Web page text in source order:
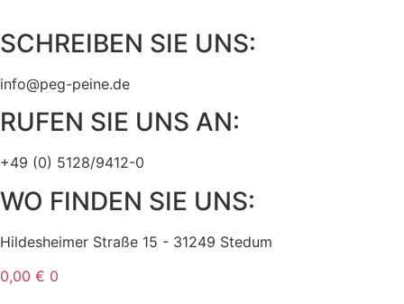
Inhalt
springen
SCHREIBEN SIE UNS:
info@peg-peine.de
RUFEN SIE UNS AN:
+49 (0) 5128/9412-0
WO FINDEN SIE UNS:
Hildesheimer Straße 15 - 31249 Stedum
0,00 € 0